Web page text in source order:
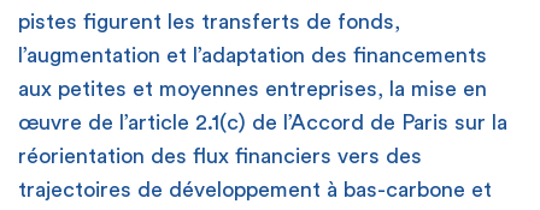
pistes figurent les transferts de fonds,
l’augmentation et l’adaptation des financements
aux petites et moyennes entreprises, la mise en
œuvre de l’article 2.1(c) de l’Accord de Paris sur la
réorientation des flux financiers vers des
trajectoires de développement à bas-carbone et